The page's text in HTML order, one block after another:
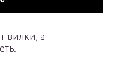
вилки, а